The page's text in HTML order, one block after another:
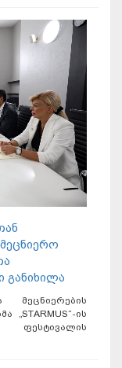
განიხილა
„STARMUS“-ის